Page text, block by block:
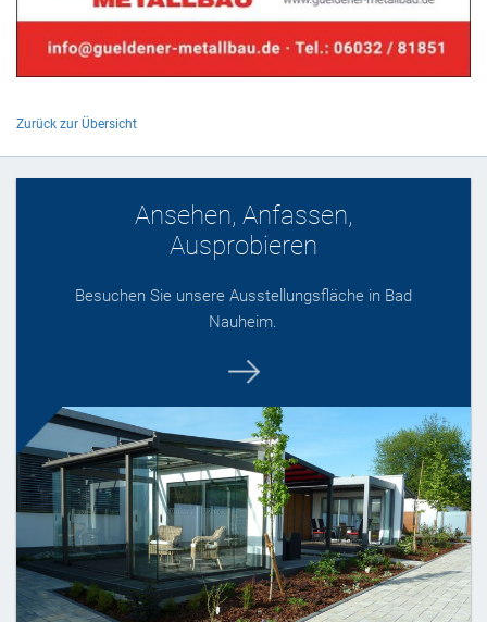
Zurück zur Übersicht
Ansehen, Anfassen,
Ausprobieren
Besuchen Sie unsere Ausstellungsfläche in Bad
Nauheim.